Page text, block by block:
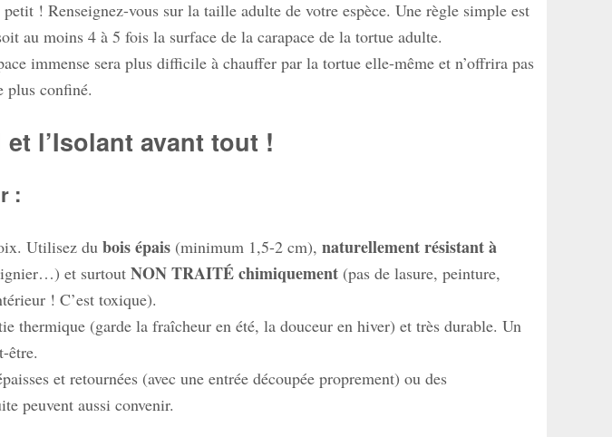
! Renseignez-vous sur la taille adulte de votre espèce. Une règle simple est
au moins 4 à 5 fois la surface de la carapace de la tortue adulte.
immense sera plus difficile à chauffer par la tortue elle-même et n’offrira pas
plus confiné.
l’Isolant avant tout !
:
Utilisez dubois épais (minimum 1,5-2 cm),naturellement résistant à
et surtoutNON TRAITÉ chimiquement (pas de lasure, peinture,
! C’est toxique).
thermique (garde la fraîcheur en été, la douceur en hiver) et très durable. Un
être.
et retournées (avec une entrée découpée proprement) ou des
peuvent aussi convenir.